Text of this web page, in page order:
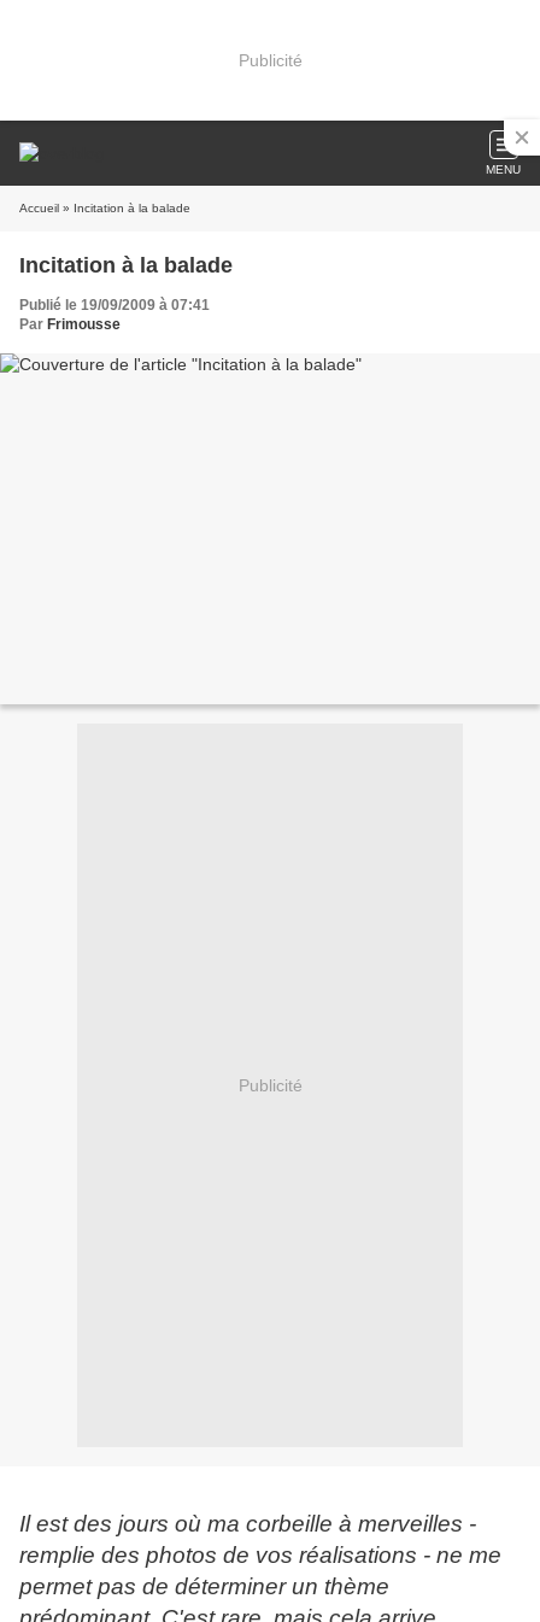
Publicité
MENU
Accueil » Incitation à la balade
Incitation à la balade
Publié le 19/09/2009 à 07:41
Par Frimousse
Publicité
Il est des jours où ma corbeille à merveilles -
remplie des photos de vos réalisations - ne me
permet pas de déterminer un thème